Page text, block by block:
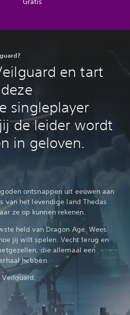
en tart
singleplayer
de leider wordt
in geloven.
ontsnappen uit eeuwen aan
van het levendige land Thedas
ze op kunnen rekenen.
held van Dragon Age. Wees
jij wilt spelen. Vecht terug en
die allemaal een
hebben.
Veilguard.